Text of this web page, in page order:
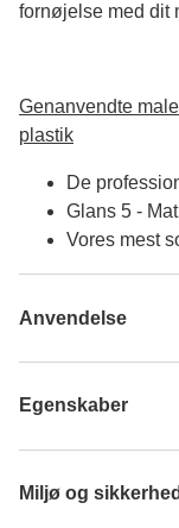
fornøjelse med dit
Genanvendte
plastik
De
Glans 5 -
Vores mest
Anvendelse
Egenskaber
Miljø og sikkerhed